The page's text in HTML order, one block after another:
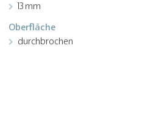
13 mm
Oberfläche
durchbrochen